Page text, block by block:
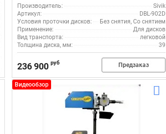
Производитель:
Sivik
Артикул:
DBL-902D
Условия проточки дисков:
Без снятия, Со снятием
Применение:
Для дисков
Вид транспорта:
легковой
Толщина диска, мм:
39
236 900 руб Предзаказ
Видеообзор